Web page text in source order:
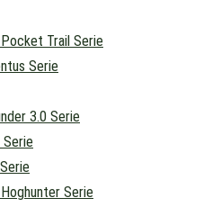
Trail Serie
Serie
3.0 Serie
Serie
Serie